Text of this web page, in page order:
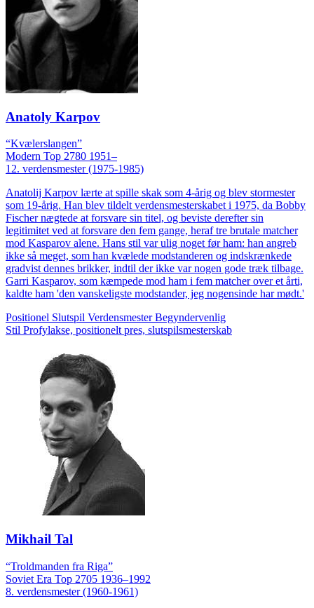
Anatoly Karpov
“Kvælerslangen”
Modern Top 2780 1951–
12. verdensmester (1975-1985)
Anatolij Karpov lærte at spille skak som 4-årig og blev stormester
som 19-årig. Han blev tildelt verdensmesterskabet i 1975, da Bobby
Fischer nægtede at forsvare sin titel, og beviste derefter sin
legitimitet ved at forsvare den fem gange, heraf tre brutale matcher
mod Kasparov alene. Hans stil var ulig noget før ham: han angreb
ikke så meget, som han kvælede modstanderen og indskrænkede
gradvist dennes brikker, indtil der ikke var nogen gode træk tilbage.
Garri Kasparov, som kæmpede mod ham i fem matcher over et årti,
kaldte ham 'den vanskeligste modstander, jeg nogensinde har mødt.'
Positionel Slutspil Verdensmester Begyndervenlig
Stil Profylakse, positionelt pres, slutspilsmesterskab
Mikhail Tal
“Troldmanden fra Riga”
Soviet Era Top 2705 1936–1992
8. verdensmester (1960-1961)